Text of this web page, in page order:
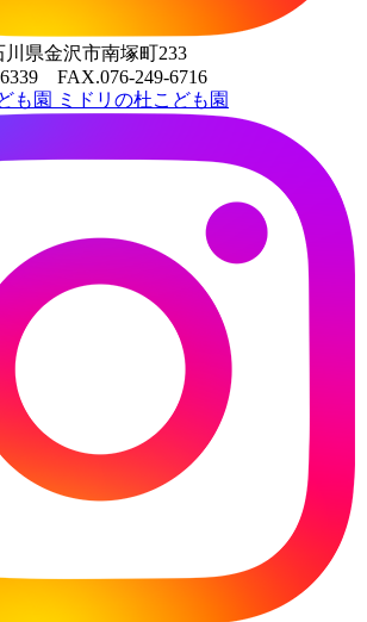
川県金沢市南塚町233
FAX.076-249-6716
も園
ミドリの杜こども園